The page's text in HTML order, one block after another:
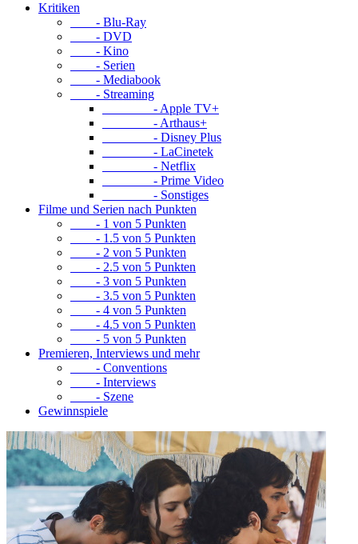
Kritiken
- Blu-Ray
- DVD
- Kino
- Serien
- Mediabook
- Streaming
- Apple TV+
- Arthaus+
- Disney Plus
- LaCinetek
- Netflix
- Prime Video
- Sonstiges
Filme und Serien nach Punkten
- 1 von 5 Punkten
- 1.5 von 5 Punkten
- 2 von 5 Punkten
- 2.5 von 5 Punkten
- 3 von 5 Punkten
- 3.5 von 5 Punkten
- 4 von 5 Punkten
- 4.5 von 5 Punkten
- 5 von 5 Punkten
Premieren, Interviews und mehr
- Conventions
- Interviews
- Szene
Gewinnspiele